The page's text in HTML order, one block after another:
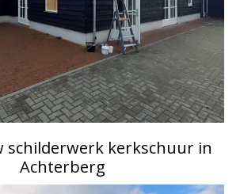
schilderwerk kerkschuur in
Achterberg